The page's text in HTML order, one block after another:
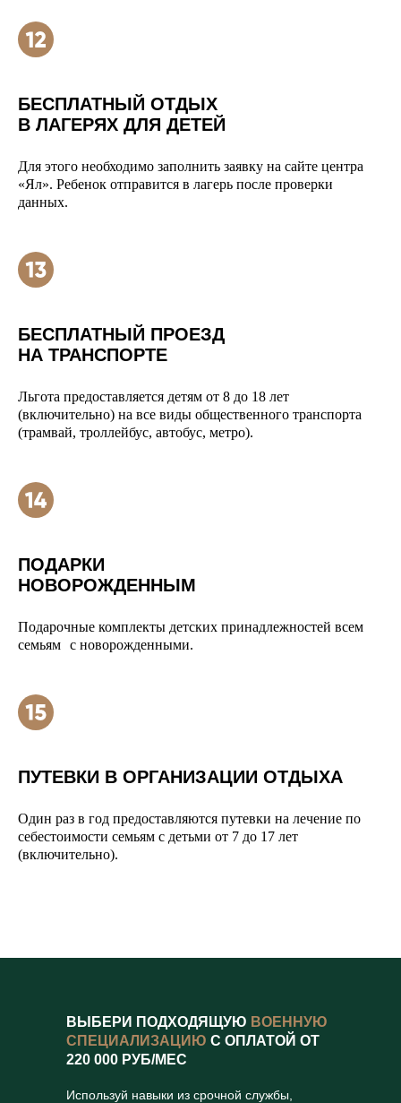
БЕСПЛАТНЫЙ ОТДЫХ
В ЛАГЕРЯХ ДЛЯ ДЕТЕЙ
Для этого необходимо заполнить заявку на сайте центра
«Ял». Ребенок отправится в лагерь после проверки
данных.
БЕСПЛАТНЫЙ ПРОЕЗД
НА ТРАНСПОРТЕ
Льгота предоставляется детям от 8 до 18 лет
(включительно) на все виды общественного транспорта
(трамвай, троллейбус, автобус, метро).
ПОДАРКИ
НОВОРОЖДЕННЫМ
Подарочные комплекты детских принадлежностей всем
семьям с новорожденными.
ПУТЕВКИ В ОРГАНИЗАЦИИ ОТДЫХА
Один раз в год предоставляются путевки на лечение по
себестоимости семьям с детьми от 7 до 17 лет
(включительно).
ВЫБЕРИ ПОДХОДЯЩУЮ ВОЕННУЮ
СПЕЦИАЛИЗАЦИЮ С ОПЛАТОЙ ОТ
220 000 РУБ/МЕС
Используй навыки из срочной службы,